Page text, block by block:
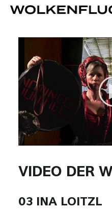
VIDEO DER
03 INA LOITZL